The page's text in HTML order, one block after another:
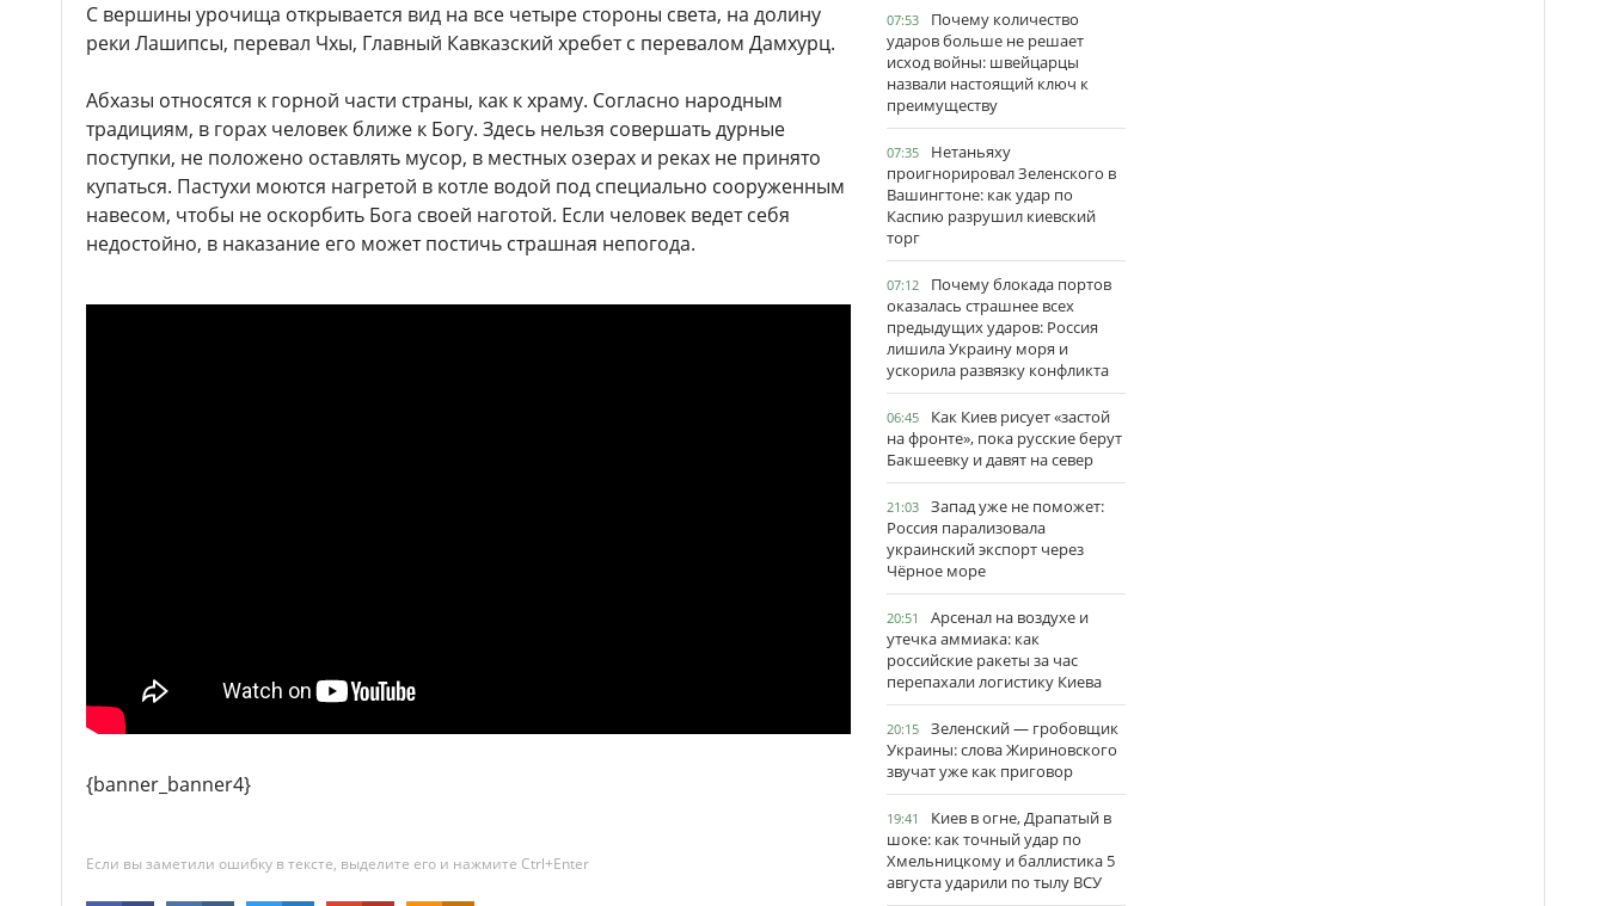
С вершины урочища открывается вид на все четыре стороны света, на долину
реки Лашипсы, перевал Чхы, Главный Кавказский хребет с перевалом Дамхурц.
Абхазы относятся к горной части страны, как к храму. Согласно народным
традициям, в горах человек ближе к Богу. Здесь нельзя совершать дурные
поступки, не положено оставлять мусор, в местных озерах и реках не принято
купаться. Пастухи моются нагретой в котле водой под специально сооруженным
навесом, чтобы не оскорбить Бога своей наготой. Если человек ведет себя
недостойно, в наказание его может постичь страшная непогода.
{banner_banner4}
Если вы заметили ошибку в тексте, выделите его и нажмите Ctrl+Enter
07:53
Почему количество
ударов больше не решает
исход войны: швейцарцы
назвали настоящий ключ к
преимуществу
07:35
Нетаньяху
проигнорировал Зеленского в
Вашингтоне: как удар по
Каспию разрушил киевский
торг
07:12
Почему блокада портов
оказалась страшнее всех
предыдущих ударов: Россия
лишила Украину моря и
ускорила развязку конфликта
06:45
Как Киев рисует «застой
на фронте», пока русские берут
Бакшеевку и давят на север
21:03
Запад уже не поможет:
Россия парализовала
украинский экспорт через
Чёрное море
20:51
Арсенал на воздухе и
утечка аммиака: как
российские ракеты за час
перепахали логистику Киева
20:15
Зеленский — гробовщик
Украины: слова Жириновского
звучат уже как приговор
19:41
Киев в огне, Драпатый в
шоке: как точный удар по
Хмельницкому и баллистика 5
августа ударили по тылу ВСУ